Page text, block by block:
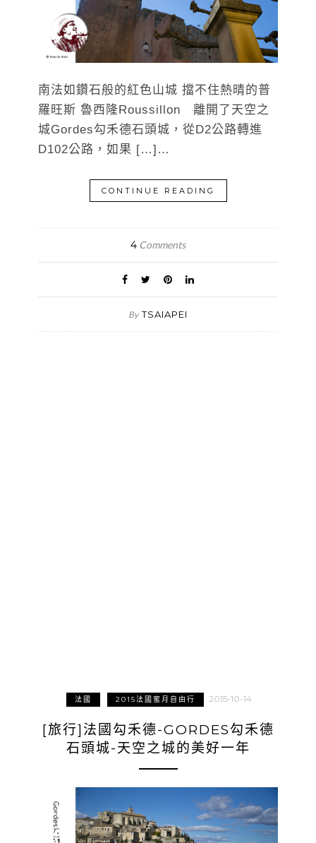
南法如鑽石般的紅色山城 擋不住熱晴的普
羅旺斯 魯西隆Roussillon 離開了天空之
城Gordes勾禾德石頭城，從D2公路轉進
D102公路，如果 […]…
CONTINUE READING
4 Comments
By TSAIAPEI
法國 2015法國蜜月自由行 2015-10-14
[旅行]法國勾禾德-GORDES勾禾德
石頭城-天空之城的美好一年